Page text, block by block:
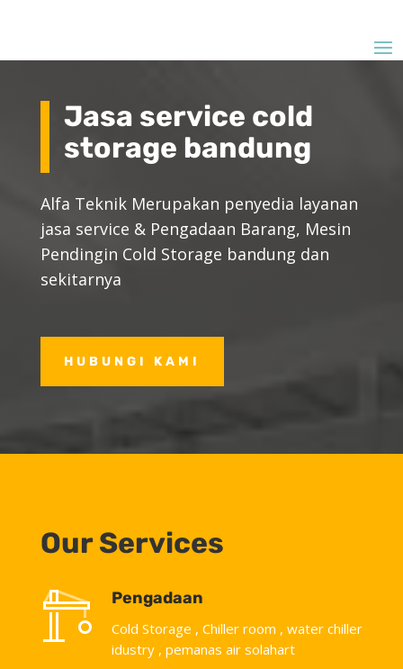
Jasa service cold
storage bandung
Alfa Teknik Merupakan penyedia layanan
jasa service & Pengadaan Barang, Mesin
Pendingin Cold Storage bandung dan
sekitarnya
HUBUNGI KAMI
Our Services
Pengadaan
Cold Storage , Chiller room , water chiller
idustry , pemanas air solahart